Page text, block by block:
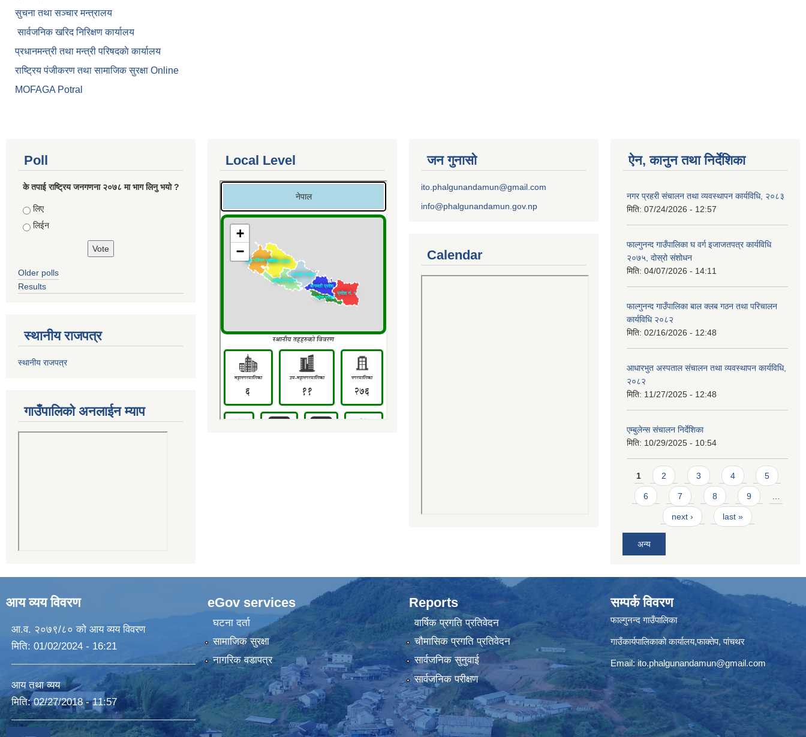
सुचना तथा सञ्चार मन्त्रालय
सार्वजनिक खरिद निरिक्षण कार्यालय
प्रधानमन्त्री तथा मन्त्री परिषदकाे कार्यालय
राष्ट्रिय पंजीकरण तथा सामाजिक सुरक्षा Online
MOFAGA Potral
Poll
के तपाई राष्ट्रिय जनगणना २०७८ मा भाग लिनु भयो ?
Choices
लिए
लिईन
Older polls
Results
स्थानीय राजपत्र
स्थानीय राजपत्र
गाउँपालिको अनलाईन म्याप
Local Level जन गुनासो
ito.phalgunandamun@gmail.com
info@phalgunandamun.gov.np
Calendar
ऐन, कानुन तथा निर्देशिका
नगर प्रहरी संचालन तथा व्यवस्थापन कार्यविधि, २०८३
मिति: 07/24/2026 - 12:57
फाल्गुनन्द गाउँपालिका घ वर्ग इजाजतपत्र कार्यविधि
२०७५, दोस्रो संशोधन
मिति: 04/07/2026 - 14:11
फाल्गुनन्द गाउँपालिका बाल क्लब गठन तथा परिचालन
कार्यविधि २०८२
मिति: 02/16/2026 - 12:48
आधारभुत अस्पताल संचालन तथा व्यवस्थापन कार्यविधि,
२०८२
मिति: 11/27/2025 - 12:48
एम्बुलेन्स संचालन निर्देशिका
मिति: 10/29/2025 - 10:54
Pages
1 2 3 4 5
6 7 8 9
next › last »
अन्य
आय व्यय विवरण
आ.व. २०७९/८० को आय व्यय विवरण
मिति: 01/02/2024 - 16:21
आय तथा व्यय
मिति:02/27/2018 - 11:57
eGov services
घटना दर्ता
सामाजिक सुरक्षा
नागरिक वडापत्र
Reports
वार्षिक प्रगति प्रतिवेदन
चौमासिक प्रगति प्रतिवेदन
सार्वजनिक सुनुवाई
सार्वजनिक परीक्षण
सम्पर्क विवरण
फाल्गुनन्द गाउँपालिका
गाउँकार्यपालिकाको कार्यालय,फाक्तेप, पांचथर
Email: ito.phalgunandamun@gmail.com